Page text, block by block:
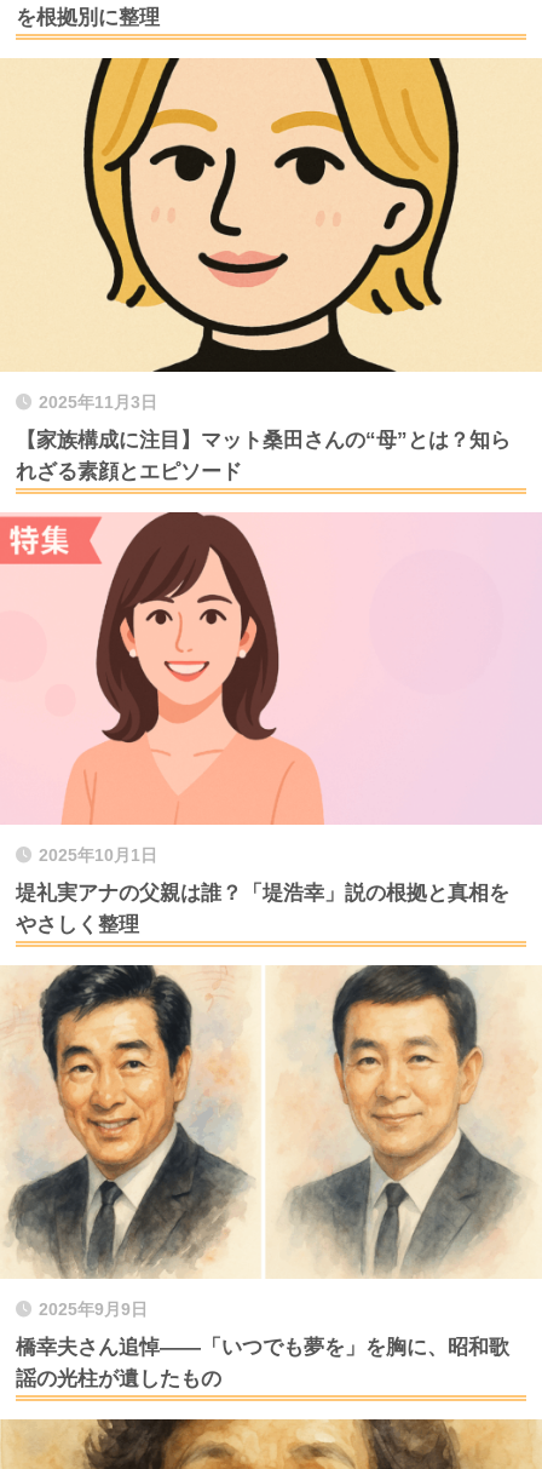
を根拠別に整理
2025年11月3日
【家族構成に注目】マット桑田さんの“母”とは？知ら
れざる素顔とエピソード
2025年10月1日
堤礼実アナの父親は誰？「堤浩幸」説の根拠と真相を
やさしく整理
2025年9月9日
橋幸夫さん追悼――「いつでも夢を」を胸に、昭和歌
謡の光柱が遺したもの